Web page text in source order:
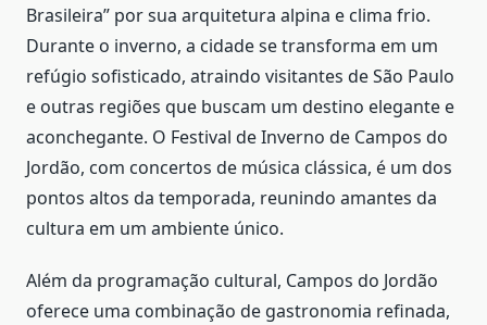
Brasileira” por sua arquitetura alpina e clima frio.
Durante o inverno, a cidade se transforma em um
refúgio sofisticado, atraindo visitantes de São Paulo
e outras regiões que buscam um destino elegante e
aconchegante. O Festival de Inverno de Campos do
Jordão, com concertos de música clássica, é um dos
pontos altos da temporada, reunindo amantes da
cultura em um ambiente único.
Além da programação cultural, Campos do Jordão
oferece uma combinação de gastronomia refinada,